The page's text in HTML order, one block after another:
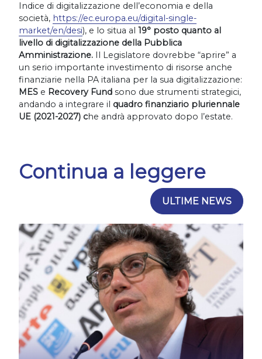
Indice di digitalizzazione dell’economia e della
società, https://ec.europa.eu/digital-single-
market/en/desi), e lo situa al 19° posto quanto al
livello di digitalizzazione della Pubblica
Amministrazione. Il Legislatore dovrebbe “aprire” a
un serio importante investimento di risorse anche
finanziarie nella PA italiana per la sua digitalizzazione:
MES e Recovery Fund sono due strumenti strategici,
andando a integrare il quadro finanziario pluriennale
UE (2021-2027) che andrà approvato dopo l’estate.
Continua a leggere
ULTIME NEWS